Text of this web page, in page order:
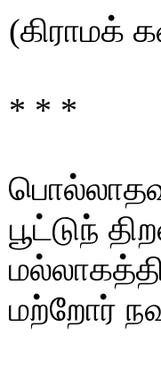
(கிராமக்
* * *
பூட்டுந்
மற்றோர்